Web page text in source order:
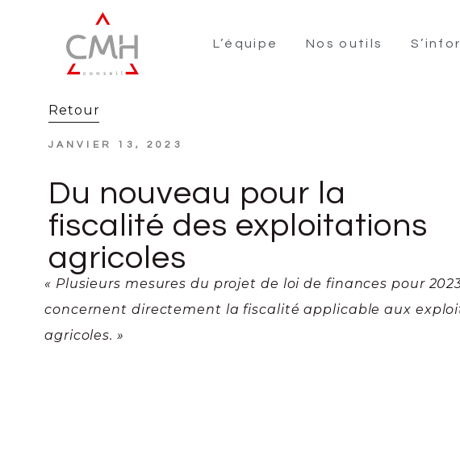
L’équipe Nos outils
Retour
JANVIER 13, 2023
Du nouveau pour la
fiscalité des exploitations
agricoles
« Plusieurs mesures du projet de loi de finances pour
concernent directement la fiscalité applicable aux
agricoles. »